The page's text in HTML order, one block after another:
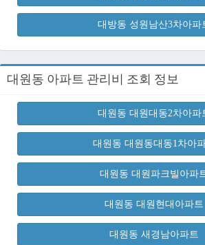
대방동 성원남산3차아파
대원동 아파트 관리비 조회 정보
대원동 대원대동2차아파
대원동 대원동대동1차아
대원동 대원파크빌아파
대원동 대원현대아파트
대원동 새경남아파트